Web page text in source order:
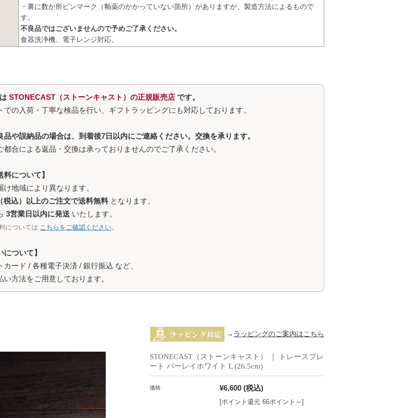
・裏に数か所ピンマーク（釉薬のかかっていない箇所）がありますが、製造方法によるもので
す。
不良品ではございませんので予めご了承ください。
食器洗浄機、電子レンジ対応。
STONECAST（ストーンキャスト）の正規販売店 です。
での入荷・丁寧な検品を行い、ギフトラッピングにも対応しております。
品や誤納品の場合は、到着後7日以内にご連絡ください。交換を承ります。
都合による返品・交換は承っておりませんのでご了承ください。
料について】
け地域により異なります。
税込）以上のご注文で送料無料 となります。
3営業日以内に発送 いたします。
については こちらをご確認ください。
について】
カード / 各種電子決済 / 銀行振込 など、
い方法をご用意しております。
→ ラッピングのご案内はこちら
STONECAST（ストーンキャスト） ｜ トレースプレ
ート バーレイホワイト L (26.5cm)
価格: ¥6,600 (税込)
[ポイント還元 66ポイント～]